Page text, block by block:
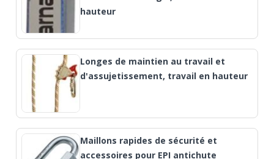
hauteur
Longes de maintien au travail et
d'assujetissement, travail en hauteur
Maillons rapides de sécurité et
accessoires pour EPI antichute